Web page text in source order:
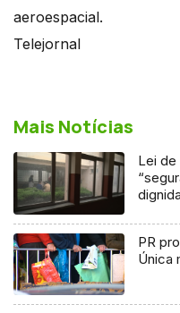
aeroespacial.
Telejornal
Mais Notícias
Lei de
PR
Única